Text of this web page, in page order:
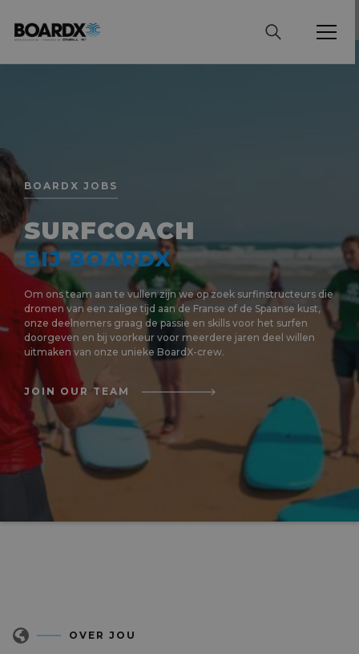
BOARDX JOBS
SURFCOACH
BIJ BOARDX
Om ons team aan te vullen zijn we op zoek surfinstructeurs die
dromen van een zalige tijd aan de Franse of de Spaanse kust,
onze deelnemers graag de passie en skills voor het surfen
doorgeven en bij voorkeur voor meerdere jaren deel willen
uitmaken van onze unieke BoardX-crew.
JOIN OUR TEAM
OVER JOU